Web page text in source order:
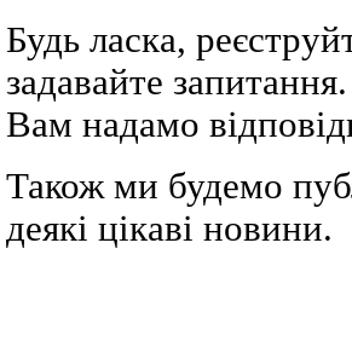
Будь ласка,
задавайте
Вам надамо
Також ми будемо
деякі цікаві новини.